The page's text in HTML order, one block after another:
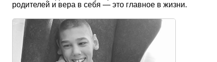
родителей и вера в себя — это главное в жизни.